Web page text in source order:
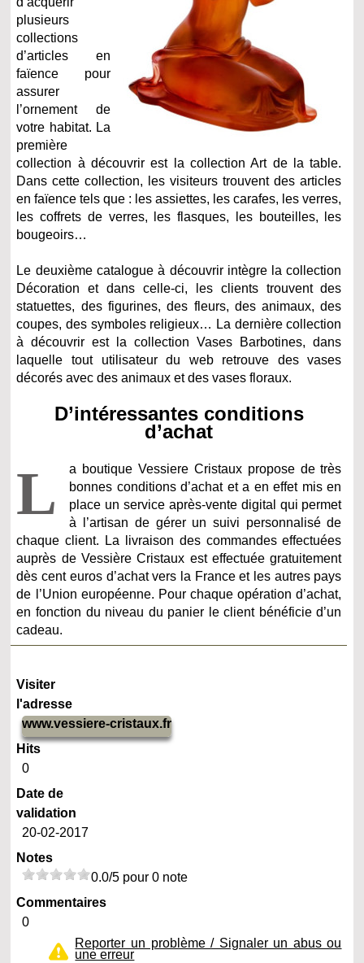
plusieurs
collections
d’articles en
faïence pour
assurer
l’ornement de
votre habitat. La
première
collection à découvrir est la collection Art de la table.
Dans cette collection, les visiteurs trouvent des articles
en faïence tels que : les assiettes, les carafes, les verres,
les coffrets de verres, les flasques, les bouteilles, les
bougeoirs…
Le deuxième catalogue à découvrir intègre la collection
Décoration et dans celle-ci, les clients trouvent des
statuettes, des figurines, des fleurs, des animaux, des
coupes, des symboles religieux… La dernière collection
à découvrir est la collection Vases Barbotines, dans
laquelle tout utilisateur du web retrouve des vases
décorés avec des animaux et des vases floraux.
D’intéressantes conditions
d’achat
L
a boutique Vessiere Cristaux propose de très
bonnes conditions d’achat et a en effet mis en
place un service après-vente digital qui permet
à l’artisan de gérer un suivi personnalisé de
chaque client. La livraison des commandes effectuées
auprès de Vessière Cristaux est effectuée gratuitement
dès cent euros d’achat vers la France et les autres pays
de l’Union européenne. Pour chaque opération d’achat,
en fonction du niveau du panier le client bénéficie d’un
cadeau.
Visiter
l'adresse
www.vessiere-cristaux.fr
Hits
0
Date de
validation
20-02-2017
Notes
0.0/5 pour 0 note
Commentaires
0
Reporter un problème / Signaler un abus ou
une erreur